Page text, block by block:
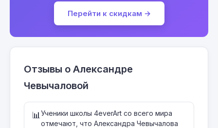
Перейти к скидкам →
Отзывы о Александре
Чевычаловой
📊 Ученики школы 4everArt со всего мира
отмечают, что Александра Чевычалова